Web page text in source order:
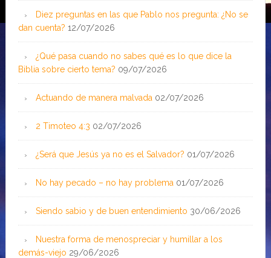
Diez preguntas en las que Pablo nos pregunta: ¿No se
dan cuenta? 12/07/2026
¿Qué pasa cuando no sabes qué es lo que dice la
Biblia sobre cierto tema? 09/07/2026
Actuando de manera malvada 02/07/2026
2 Timoteo 4:3 02/07/2026
¿Será que Jesús ya no es el Salvador? 01/07/2026
No hay pecado – no hay problema 01/07/2026
Siendo sabio y de buen entendimiento 30/06/2026
Nuestra forma de menospreciar y humillar a los
demás-viejo 29/06/2026